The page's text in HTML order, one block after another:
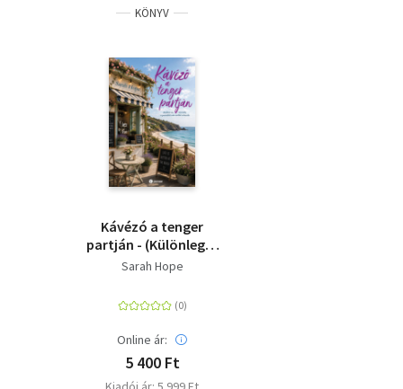
KÖNYV
Kávézó a tenger
partján - (Különleges
kiadás)
Sarah Hope
Online ár:
5 400 Ft